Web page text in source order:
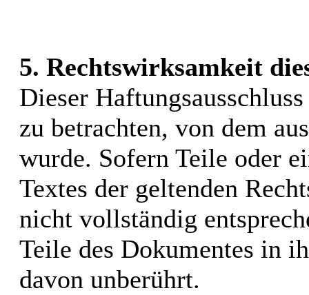
5. Rechtswirksamkeit
Dieser
zu betrachten, von dem
wurde. Sofern Teile oder
Textes der geltenden
nicht vollständig
Teile des Dokumentes in
davon unberührt.